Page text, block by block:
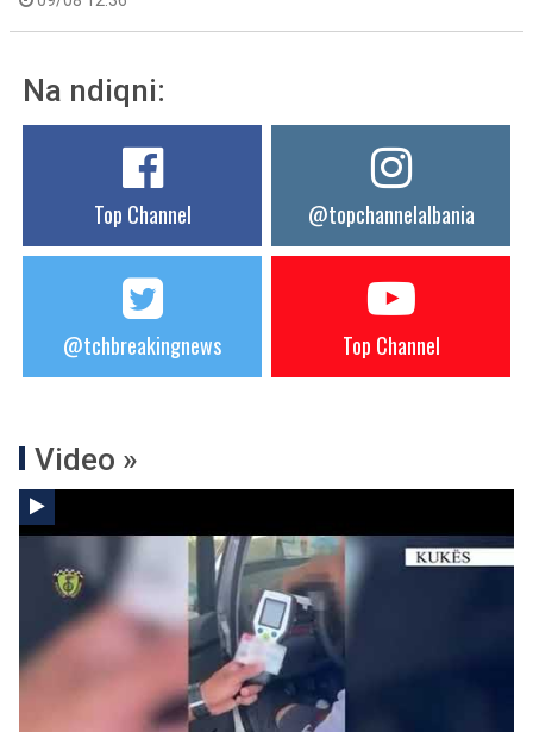
Na ndiqni:
Top Channel @topchannelalbania
@tchbreakingnews Top Channel
Video »